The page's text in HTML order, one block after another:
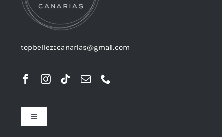
topbellezacanarias@gmail.com
Toggle
Navigation